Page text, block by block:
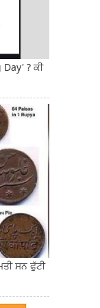
? ਕੀ
ਸਨ ਫੁੱਟੀ